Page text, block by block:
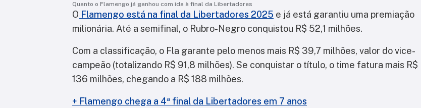
Quanto o Flamengo já ganhou com ida à final da Libertadores
O Flamengo está na final da Libertadores 2025 e já está garantiu uma premiação
milionária. Até a semifinal, o Rubro-Negro conquistou R$ 52,1 milhões.
Com a classificação, o Fla garante pelo menos mais R$ 39,7 milhões, valor do vice-
campeão (totalizando R$ 91,8 milhões). Se conquistar o título, o time fatura mais R$
136 milhões, chegando a R$ 188 milhões.
+ Flamengo chega a 4ª final da Libertadores em 7 anos